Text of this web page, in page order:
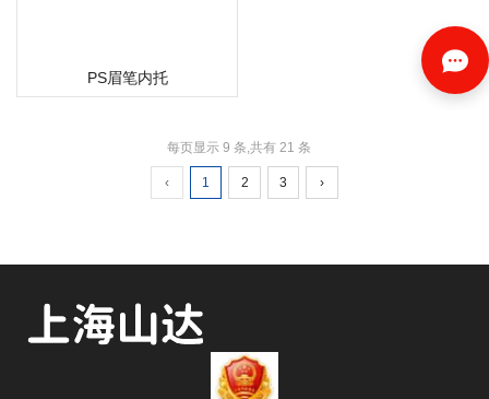
PS眉笔内托
每页显示 9 条,共有 21 条
‹ 1 2 3 ›